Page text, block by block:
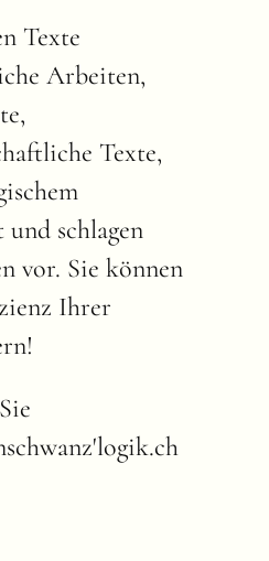
Texte
Arbeiten,
Texte,
schlagen
vor. Sie können
Ihrer